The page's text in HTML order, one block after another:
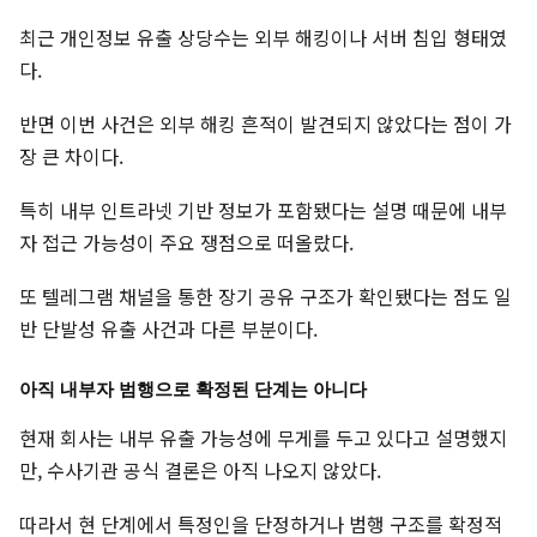
최근 개인정보 유출 상당수는 외부 해킹이나 서버 침입 형태였
다.
반면 이번 사건은 외부 해킹 흔적이 발견되지 않았다는 점이 가
장 큰 차이다.
특히 내부 인트라넷 기반 정보가 포함됐다는 설명 때문에 내부
자 접근 가능성이 주요 쟁점으로 떠올랐다.
또 텔레그램 채널을 통한 장기 공유 구조가 확인됐다는 점도 일
반 단발성 유출 사건과 다른 부분이다.
아직 내부자 범행으로 확정된 단계는 아니다
현재 회사는 내부 유출 가능성에 무게를 두고 있다고 설명했지
만, 수사기관 공식 결론은 아직 나오지 않았다.
따라서 현 단계에서 특정인을 단정하거나 범행 구조를 확정적